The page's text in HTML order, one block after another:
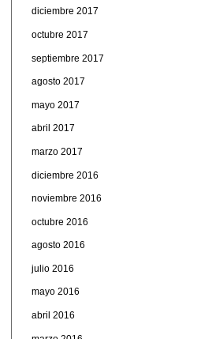
diciembre 2017
octubre 2017
septiembre 2017
agosto 2017
mayo 2017
abril 2017
marzo 2017
diciembre 2016
noviembre 2016
octubre 2016
agosto 2016
julio 2016
mayo 2016
abril 2016